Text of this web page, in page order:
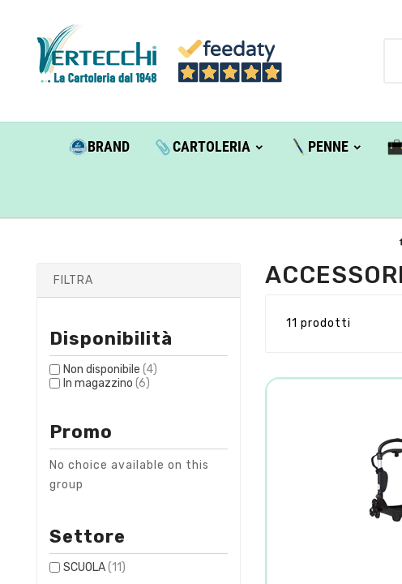
BRAND CARTOLERIA PENNE
FILTRA
Disponibilità
Non disponibile (4)
In magazzino (6)
Promo
No choice available on this
group
Settore
SCUOLA(11)
11 prodotti